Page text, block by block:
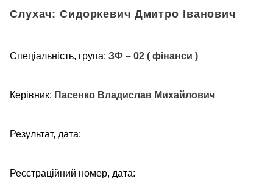
Слухач: Сидоркевич Дмитро Іванович
Спеціальність, група: ЗФ – 02 ( фінанси )
Керівник: Пасенко Владислав Михайлович
Результат, дата:
Реєстраційний номер, дата: